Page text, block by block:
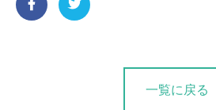
一覧に戻る